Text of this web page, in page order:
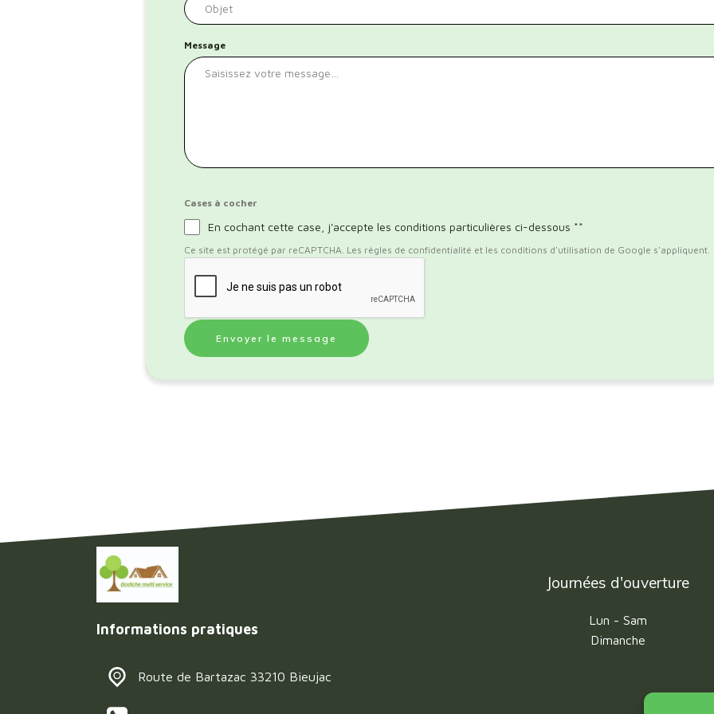
Message
Cases à cocher
En cochant cette case, j'accepte les conditions particulières ci-dessous **
Ce site est protégé par reCAPTCHA. Les règles de confidentialité et les conditions d'utilisation de Google s'appliquent.
Envoyer le message
Informations pratiques
Route de Bartazac 33210 Bieujac
Journées d'ouverture
Lun - Sam
Dimanche